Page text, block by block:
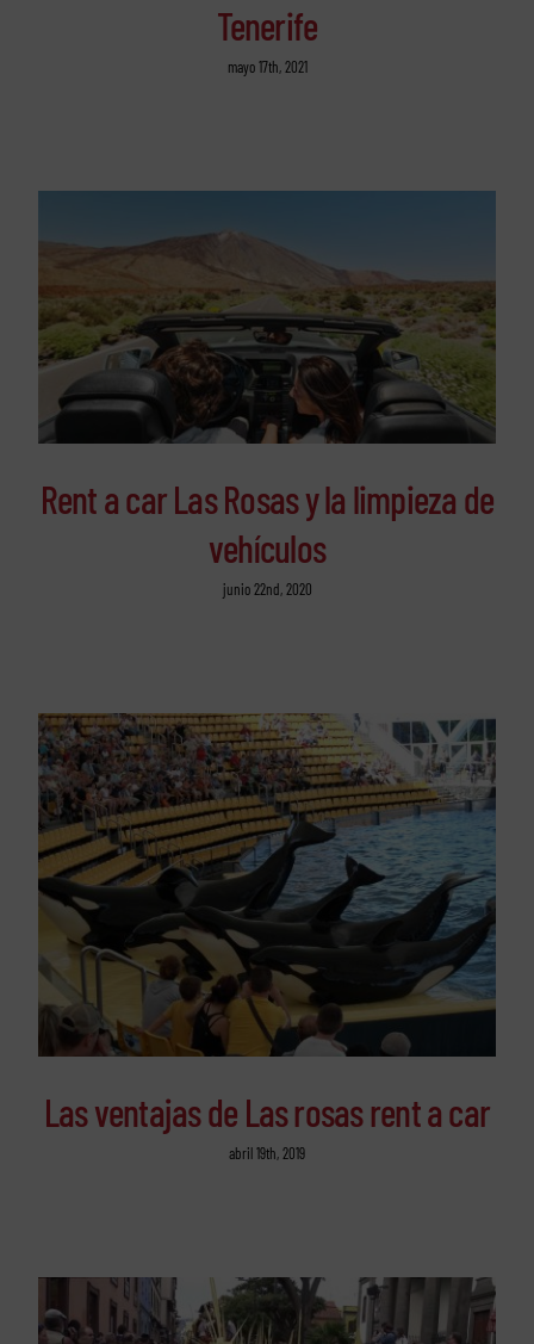
Tenerife
mayo 17th, 2021
Rent a car Las Rosas y la limpieza de
vehículos
junio 22nd, 2020
Las ventajas de Las rosas rent a car
abril 19th, 2019